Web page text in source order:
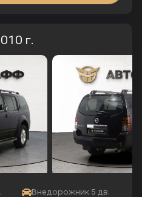
г.
Внедорожник 5 дв.